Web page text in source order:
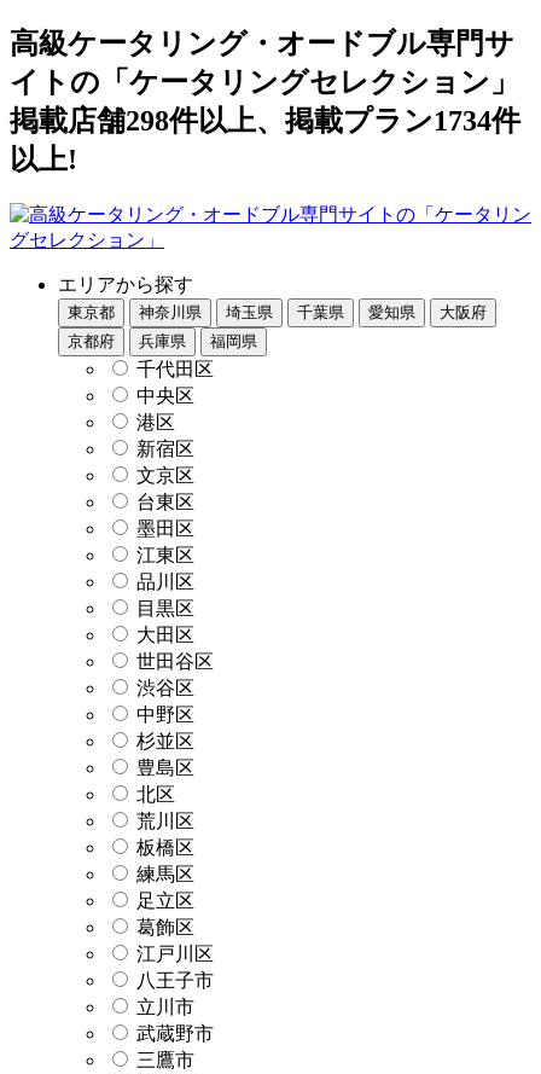
高級ケータリング・オードブル専門サ
イトの「ケータリングセレクション」
掲載店舗298件以上、掲載プラン1734件
以上!
エリアから探す
東京都 神奈川県 埼玉県 千葉県 愛知県
大阪府
京都府
兵庫県 福岡県
千代田区
中央区
港区
新宿区
文京区
台東区
墨田区
江東区
品川区
目黒区
大田区
世田谷区
渋谷区
中野区
杉並区
豊島区
北区
荒川区
板橋区
練馬区
足立区
葛飾区
江戸川区
八王子市
立川市
武蔵野市
三鷹市